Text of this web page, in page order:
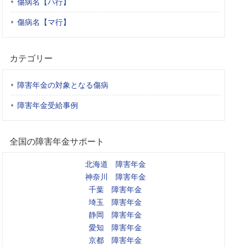
傷病名【ハ行】
傷病名【マ行】
カテゴリー
障害年金の対象となる傷病
障害年金受給事例
全国の障害年金サポート
北海道 障害年金
神奈川 障害年金
千葉 障害年金
埼玉 障害年金
静岡 障害年金
愛知 障害年金
京都 障害年金